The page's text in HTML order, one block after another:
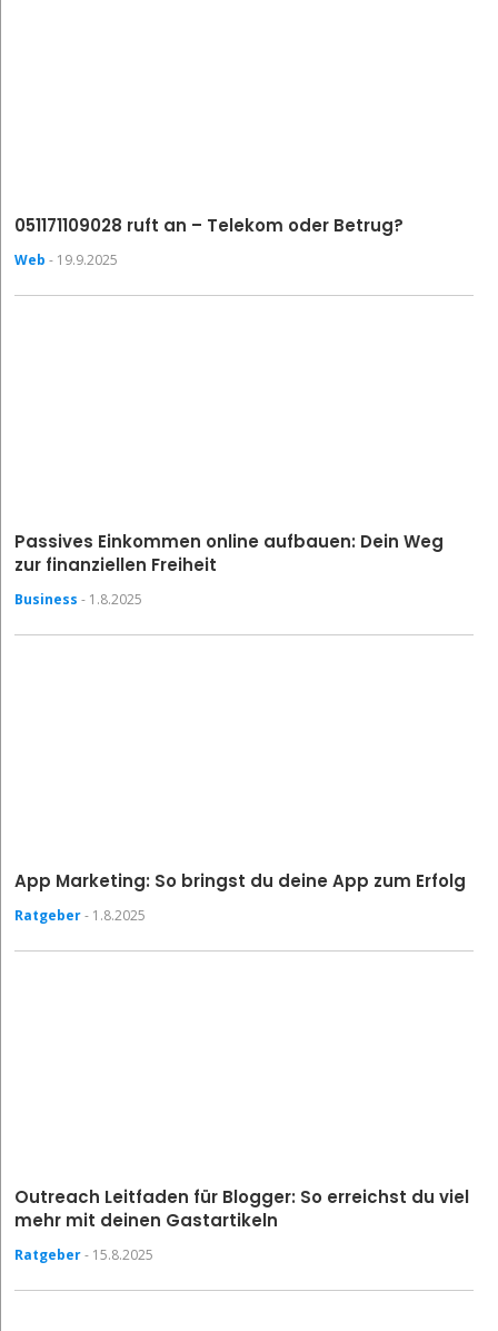
051171109028 ruft an – Telekom oder Betrug?
Web - 19.9.2025
Passives Einkommen online aufbauen: Dein Weg
zur finanziellen Freiheit
Business - 1.8.2025
App Marketing: So bringst du deine App zum Erfolg
Ratgeber- 1.8.2025
Outreach Leitfaden für Blogger: So erreichst du viel
mehr mit deinen Gastartikeln
Ratgeber- 15.8.2025